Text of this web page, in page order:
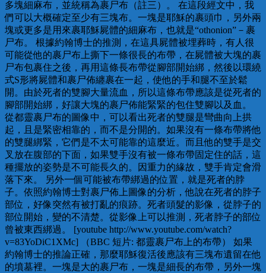
多塊細麻布，並統稱為裹尸布（註三）。 在這段經文中，我
們可以大概確定至少有三塊布。一塊是耶穌的裹頭巾，另外兩
塊或更多是用來裹耶穌屍體的細麻布，也就是“othonion”－裹
尸布。 根據約翰博士的推測，在這具屍體被埋葬時，有人很
可能從他的裹尸布上撕下一條很長的布帶，在屍體被大塊的裹
尸布包裹住之後，再用這條長布帶從腳部開始綁，然後以環繞
式S形將屍體和裹尸佈纏裹在一起，使他的手和腿不至於鬆
開。由於死者的雙腳大量流血，所以這條布帶應該是從死者的
腳部開始綁，好讓大塊的裹尸佈能緊緊的包住雙腳以及血。
從都靈裹尸布的圖像中，可以看出死者的雙腿是彎曲向上拱
起，且是緊密相靠的，而不是分開的。如果沒有一條布帶將他
的雙腿綁緊，它們是不太可能靠的這麼近。而且他的雙手是交
叉放在腹部的下面，如果雙手沒有被一條布帶固定住的話，這
種擺放的姿勢是不可能長久的。因重力的緣故，雙手肯定會滑
落下來。 另外一個可能被布帶綁過的位置，就是死者的脖
子。依照約翰博士對裹尸佈上圖像的分析，他說在死者的脖子
部位，好像突然有被打亂的痕跡。死者頭髮的影像，從脖子的
部位開始，變的不清楚。從影像上可以推測，死者脖子的部位
曾被東西綁過。 [youtube http://www.youtube.com/watch?
v=83YoDiC1XMc] （BBC 短片: 都靈裹尸布上的布帶） 如果
約翰博士的推論正確，那麼耶穌復活後應該有三塊布遺留在他
的墳墓裡。一塊是大的裹尸布，一塊是細長的布帶，另外一塊